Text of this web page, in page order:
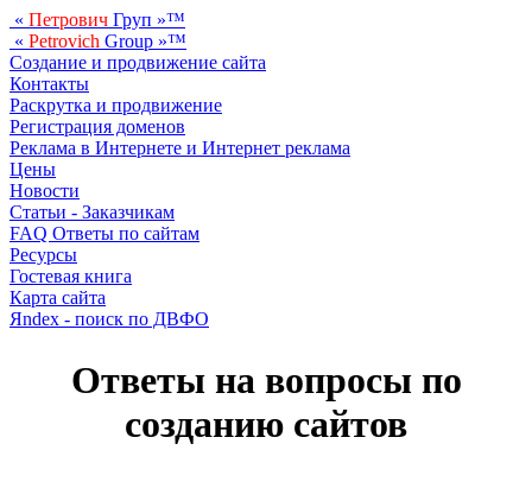
« Петрович Груп »™
« Petrovich Group »™
Создание и продвижение сайта
Контакты
Раскрутка и продвижение
Регистрация доменов
Реклама в Интернете и Интернет реклама
Цены
Новости
Статьи - Заказчикам
FAQ Ответы по сайтам
Ресурсы
Гостевая книга
Карта сайта
Яndex - поиск по ДВФО
Ответы на вопросы по
созданию сайтов